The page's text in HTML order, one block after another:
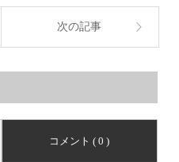
次の記事
コメント ( 0 )